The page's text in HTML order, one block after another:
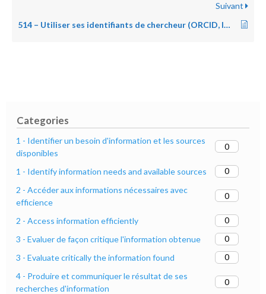
Categories
1 - Identifier un besoin d'information et les sources
disponibles
0
1 - Identify information needs and available sources
0
2 - Accéder aux informations nécessaires avec
efficience
0
2 - Access information efficiently
0
3 - Evaluer de façon critique l'information obtenue
0
3 - Evaluate critically the information found
0
4 - Produire et communiquer le résultat de ses
recherches d'information
0
Suivant
514 – Utiliser ses identifiants de chercheur (ORCID, IDHAL…)